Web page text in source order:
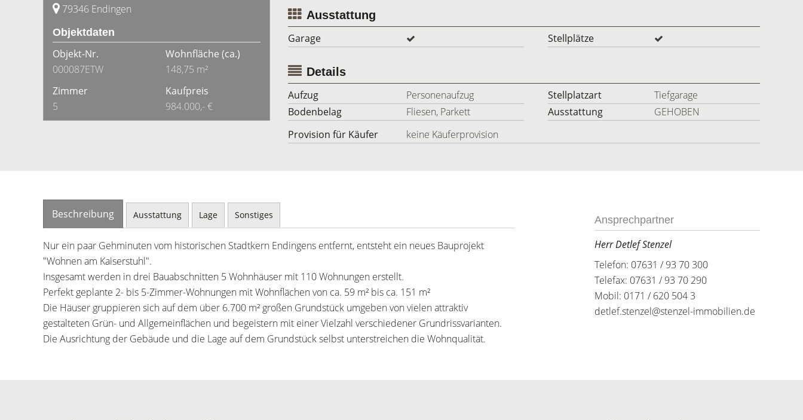
79346 Endingen
Objektdaten
Objekt-Nr.
000087ETW
Wohnfläche (ca.)
148,75 m²
Zimmer
5
Kaufpreis
984.000,- €
Ausstattung
Garage
Stellplätze
Details
Aufzug
Personenaufzug Stellplatzart
Tiefgarage
Bodenbelag
Fliesen, Parkett Ausstattung
GEHOBEN
Provision für Käufer
keine Käuferprovision
Beschreibung Ausstattung Lage Sonstiges
Nur ein paar Gehminuten vom historischen Stadtkern Endingens entfernt, entsteht ein neues Bauprojekt
"Wohnen am Kaiserstuhl".
Insgesamt werden in drei Bauabschnitten 5 Wohnhäuser mit 110 Wohnungen erstellt.
Perfekt geplante 2- bis 5-Zimmer-Wohnungen mit Wohnflächen von ca. 59 m² bis ca. 151 m²
Die Häuser gruppieren sich auf dem über 6.700 m² großen Grundstück umgeben von vielen attraktiv
gestalteten Grün- und Allgemeinflächen und begeistern mit einer Vielzahl verschiedener Grundrissvarianten.
Die Ausrichtung der Gebäude und die Lage auf dem Grundstück selbst unterstreichen die Wohnqualität.
Ansprechpartner
Herr Detlef Stenzel
Telefon: 07631 / 93 70 300
Telefax: 07631 / 93 70 290
Mobil: 0171 / 620 504 3
detlef.stenzel@stenzel-immobilien.de